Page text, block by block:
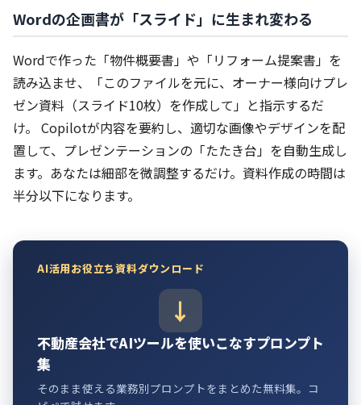
Wordの企画書が「スライド」に生まれ変わる
Wordで作った「物件概要書」や「リフォーム提案書」を
読み込ませ、「このファイルを元に、オーナー様向けプレ
ゼン資料（スライド10枚）を作成して」と指示するだ
け。 Copilotが内容を要約し、適切な画像やデザインを配
置して、プレゼンテーションの「たたき台」を自動生成し
ます。あなたは細部を微調整するだけ。資料作成の時間は
半分以下になります。
AI活用お役立ち資料ダウンロード
不動産会社でAIツールを使いこなすプロンプト
集
そのまま使える業務別プロンプトをまとめた無料集。コ